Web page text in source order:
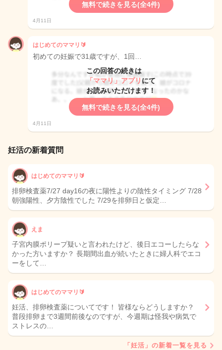
無料で続きを見る(全4件)
4月11日
はじめてのママリ🔰
初めての妊娠で31歳ですが、1回…
この回答の続きは
「ママリ」アプリ にて
お読みいただけます！
無料で続きを見る(全4件)
4月11日
妊活の新着質問
はじめてのママリ🔰
排卵検査薬7/27 day16の夜に陽性よりの陰性タイミング 7/28
朝強陽性、夕方陰性でした 7/29を排卵日と仮定…
えま
子宮内膜ポリープ疑いと言われたけど、後日エコーしたらな
かった方いますか？ 長期間出血が続いたときに婦人科でエコ
ーをして…
はじめてのママリ🔰
妊活、排卵検査薬についてです！ 皆様ならどうしますか？
普段排卵まで3週間前後なのですが、今週期は怪我や病気で
ストレスの…
「妊活」の新着一覧を見る